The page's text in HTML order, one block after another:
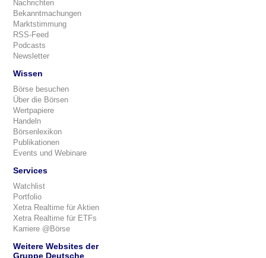
Nachrichten
Bekanntmachungen
Marktstimmung
RSS-Feed
Podcasts
Newsletter
Wissen
Börse besuchen
Über die Börsen
Wertpapiere
Handeln
Börsenlexikon
Publikationen
Events und Webinare
Services
Watchlist
Portfolio
Xetra Realtime für Aktien
Xetra Realtime für ETFs
Karriere @Börse
Weitere Websites der
Gruppe Deutsche